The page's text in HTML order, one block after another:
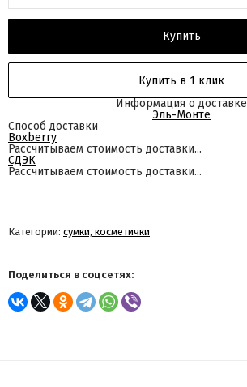
Купить
Купить в 1 клик
Информация о доставке
Эль-Монте
Способ доставки
Boxberry
Рассчитываем стоимость доставки...
СДЭК
Рассчитываем стоимость доставки...
Категории: сумки, косметички
Поделиться в соцсетях: